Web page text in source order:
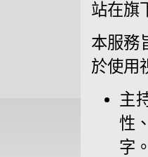
站在旗
本服務
於使用
主
性
字。